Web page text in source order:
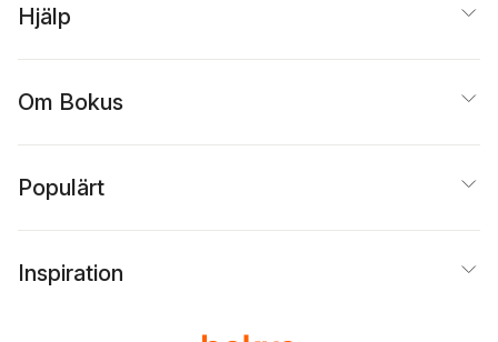
Hjälp
Om Bokus
Populärt
Inspiration